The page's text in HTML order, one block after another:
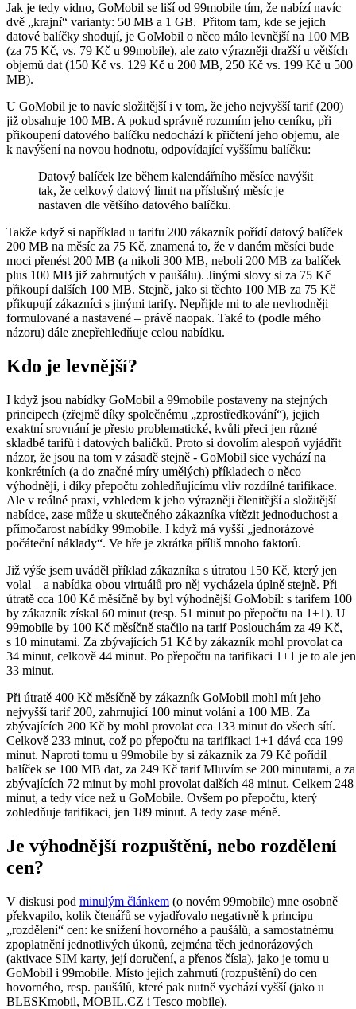
Jak je tedy vidno, GoMobil se liší od 99mobile tím, že nabízí navíc
dvě „krajní“ varianty: 50 MB a 1 GB. Přitom tam, kde se jejich
datové balíčky shodují, je GoMobil o něco málo levnější na 100 MB
(za 75 Kč, vs. 79 Kč u 99mobile), ale zato výrazněji dražší u větších
objemů dat (150 Kč vs. 129 Kč u 200 MB, 250 Kč vs. 199 Kč u 500
MB).
U GoMobil je to navíc složitější i v tom, že jeho nejvyšší tarif (200)
již obsahuje 100 MB. A pokud správně rozumím jeho ceníku, při
přikoupení datového balíčku nedochází k přičtení jeho objemu, ale
k navýšení na novou hodnotu, odpovídající vyššímu balíčku:
Datový balíček lze během kalendářního měsíce navýšit
tak, že celkový datový limit na příslušný měsíc je
nastaven dle většího datového balíčku.
Takže když si například u tarifu 200 zákazník pořídí datový balíček
200 MB na měsíc za 75 Kč, znamená to, že v daném měsíci bude
moci přenést 200 MB (a nikoli 300 MB, neboli 200 MB za balíček
plus 100 MB již zahrnutých v paušálu). Jinými slovy si za 75 Kč
přikoupí dalších 100 MB. Stejně, jako si těchto 100 MB za 75 Kč
přikupují zákazníci s jinými tarify. Nepřijde mi to ale nevhodněji
formulované a nastavené – právě naopak. Také to (podle mého
názoru) dále znepřehledňuje celou nabídku.
Kdo je levnější?
I když jsou nabídky GoMobil a 99mobile postaveny na stejných
principech (zřejmě díky společnému „zprostředkování“), jejich
exaktní srovnání je přesto problematické, kvůli přeci jen různé
skladbě tarifů i datových balíčků. Proto si dovolím alespoň vyjádřit
názor, že jsou na tom v zásadě stejně - GoMobil sice vychází na
konkrétních (a do značné míry umělých) příkladech o něco
výhodněji, i díky přepočtu zohledňujícímu vliv rozdílné tarifikace.
Ale v reálné praxi, vzhledem k jeho výrazněji členitější a složitější
nabídce, zase může u skutečného zákazníka vítězit jednoduchost a
přímočarost nabídky 99mobile. I když má vyšší „jednorázové
počáteční náklady“. Ve hře je zkrátka příliš mnoho faktorů.
Již výše jsem uváděl příklad zákazníka s útratou 150 Kč, který jen
volal – a nabídka obou virtuálů pro něj vycházela úplně stejně. Při
útratě cca 100 Kč měsíčně by byl výhodnější GoMobil: s tarifem 100
by zákazník získal 60 minut (resp. 51 minut po přepočtu na 1+1). U
99mobile by 100 Kč měsíčně stačilo na tarif Poslouchám za 49 Kč,
s 10 minutami. Za zbývajících 51 Kč by zákazník mohl provolat ca
34 minut, celkově 44 minut. Po přepočtu na tarifikaci 1+1 je to ale jen
33 minut.
Při útratě 400 Kč měsíčně by zákazník GoMobil mohl mít jeho
nejvyšší tarif 200, zahrnující 100 minut volání a 100 MB. Za
zbývajících 200 Kč by mohl provolat cca 133 minut do všech sítí.
Celkově 233 minut, což po přepočtu na tarifikaci 1+1 dává cca 199
minut. Naproti tomu u 99mobile by si zákazník za 79 Kč pořídil
balíček se 100 MB dat, za 249 Kč tarif Mluvím se 200 minutami, a za
zbývajících 72 minut by mohl provolat dalších 48 minut. Celkem 248
minut, a tedy více než u GoMobile. Ovšem po přepočtu, který
zohledňuje tarifikaci, jen 189 minut. A tedy zase méně.
Je výhodnější rozpuštění, nebo rozdělení
cen?
V diskusi pod minulým článkem (o novém 99mobile) mne osobně
překvapilo, kolik čtenářů se vyjadřovalo negativně k principu
„rozdělení“ cen: ke snížení hovorného a paušálů, a samostatnému
zpoplatnění jednotlivých úkonů, zejména těch jednorázových
(aktivace SIM karty, její doručení, a přenos čísla), jako je tomu u
GoMobil i 99mobile. Místo jejich zahrnutí (rozpuštění) do cen
hovorného, resp. paušálů, které pak nutně vychází vyšší (jako u
BLESKmobil, MOBIL.CZ i Tesco mobile).